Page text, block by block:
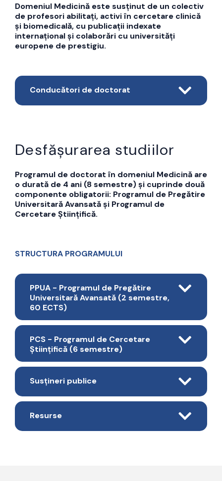
Domeniul Medicină este susținut de un colectiv
de profesori abilitați, activi în cercetare clinică
și biomedicală, cu publicații indexate
internațional și colaborări cu universități
europene de prestigiu.
Conducători de doctorat
Desfășurarea studiilor
Programul de doctorat în domeniul Medicină are
o durată de 4 ani (8 semestre) și cuprinde două
componente obligatorii: Programul de Pregătire
Universitară Avansată și Programul de
Cercetare Științifică.
STRUCTURA PROGRAMULUI
PPUA - Programul de Pregătire
Universitară Avansată (2 semestre,
60 ECTS)
PCS - Programul de Cercetare
Științifică (6 semestre)
Susțineri publice
Resurse